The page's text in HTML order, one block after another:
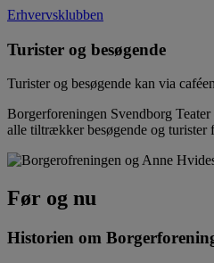
Erhvervsklubben
Turister og besøgende
Turister og besøgende kan via
Borgerforeningen Svendborg
alle tiltrækker besøgende og turister
Før og nu
Historien om